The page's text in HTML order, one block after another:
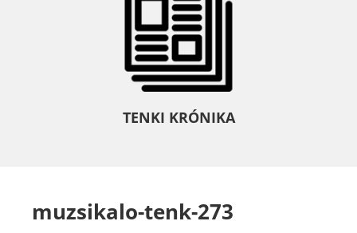
TENKI KRÓNIKA
muzsikalo-tenk-273